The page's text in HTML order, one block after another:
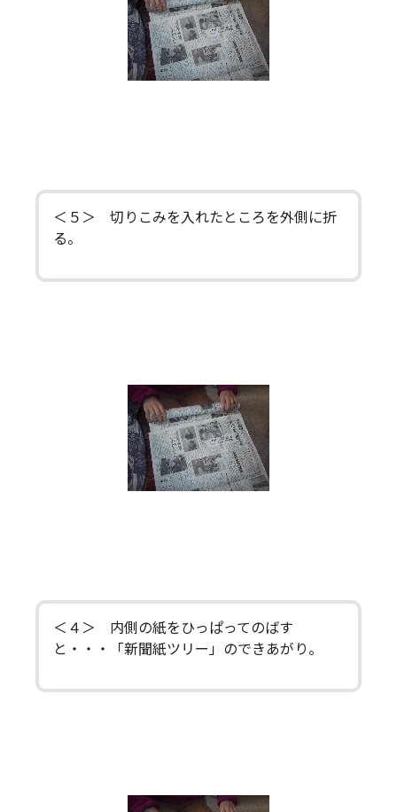
＜５＞ 切りこみを入れたところを外側に折
る。
＜４＞ 内側の紙をひっぱってのばす
と・・・「新聞紙ツリー」のできあがり。